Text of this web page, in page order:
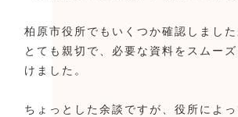
柏原市役所でもいくつか確認しまし
とても親切で、必要な資料をスムー
けました。
ちょっとした余談ですが、役所によ